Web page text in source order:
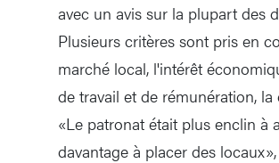
avec un avis sur la plupart des
Plusieurs critères sont pris en
marché local, l'intérêt
de travail et de rémunération,
«Le patronat était plus enclin à
davantage à placer des